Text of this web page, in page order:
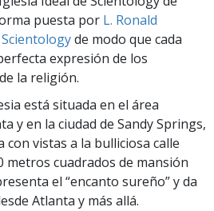
puesta por L. Ronald
de modo que cada
expresión de los
la religión.
está situada en el área
y en la ciudad de Sandy Springs,
con vistas a la bulliciosa calle
metros cuadrados de mansión
el “encanto sureño” y da
Atlanta y más allá.